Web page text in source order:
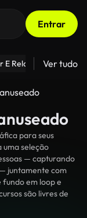
Entrar
E Relacionamentos
Ver tudo
para seus
uma seleção
— capturando
juntamente com
em loop e
são livres de